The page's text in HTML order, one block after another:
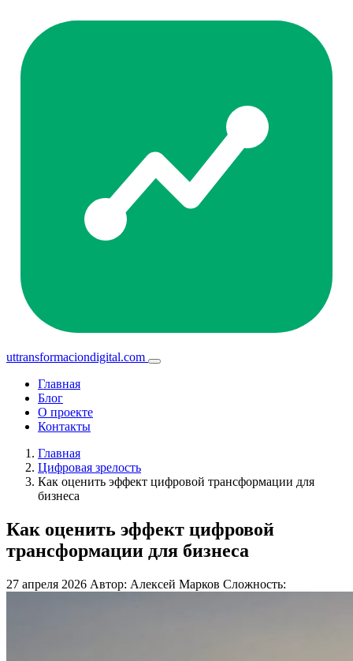
uttransformaciondigital.com
Главная
Блог
О проекте
Контакты
Главная
Цифровая зрелость
Как оценить эффект цифровой трансформации для
бизнеса
Как оценить эффект цифровой
трансформации для бизнеса
27 апреля 2026 Автор: Алексей Марков Сложность: